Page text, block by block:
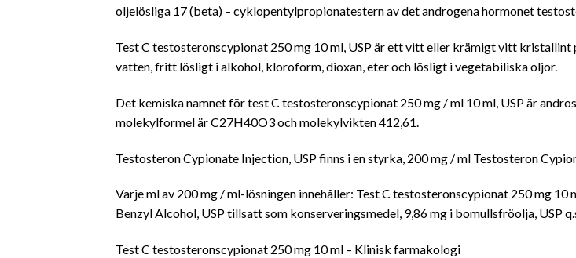
oljelösliga 17 (beta) – cyklopentylpropionatestern av det androgena hormonet
Test C testosteronscypionat 250 mg 10 ml, USP är ett vitt eller krämigt vitt
vatten, fritt lösligt i alkohol, kloroform, dioxan, eter och lösligt i vegetabiliska oljor.
Det kemiska namnet för test C testosteronscypionat 250 mg / ml 10 ml, USP är
molekylformel är C27H40O3 och molekylvikten 412,61.
Testosteron Cypionate Injection, USP finns i en styrka, 200 mg / ml Testosteron
Varje ml av 200 mg / ml-lösningen innehåller: Test C testosteronscypionat 250 mg 10
Benzyl Alcohol, USP tillsatt som konserveringsmedel, 9,86 mg i bomullsfröolja, USP
Test C testosteronscypionat 250 mg 10 ml – Klinisk farmakologi